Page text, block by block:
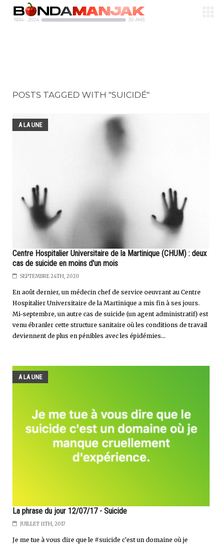
POSTS TAGGED WITH "SUICIDÉ"
A LA UNE
Centre Hospitalier Universitaire de la Martinique (CHUM) : deux
cas de suicide en moins d'un mois
SEPTEMBRE 24TH, 2020
En août dernier, un médecin chef de service oeuvrant au Centre
Hospitalier Universitaire de la Martinique a mis fin à ses jours.
Mi-septembre, un autre cas de suicide (un agent administratif) est
venu ébranler cette structure sanitaire où les conditions de travail
deviennent de plus en pénibles avec les épidémies...
A LA UNE
La phrase du jour 12/07/17 - Suicide
JUILLET 11TH, 2017
Je me tue à vous dire que le #suicide c'est un domaine où je